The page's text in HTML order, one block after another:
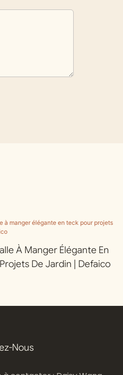
À Manger Élégante En
De Jardin | Defaico
Nous